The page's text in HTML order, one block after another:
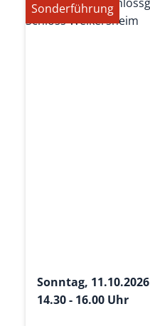
Sonderführung
Sonntag, 11.10.2026
14.30 - 16.00 Uhr